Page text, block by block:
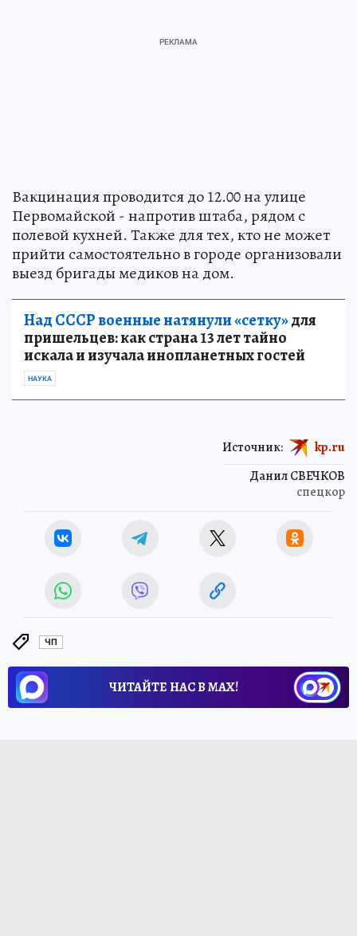
Вакцинация проводится до 12.00 на улице
Первомайской - напротив штаба, рядом с
полевой кухней. Также для тех, кто не может
прийти самостоятельно в городе организовали
выезд бригады медиков на дом.
Над СССР военные натянули «сетку»для
пришельцев: как страна 13 лет тайно
искала и изучала инопланетных гостей
НАУКА
Данил СВЕЧКОВ
спецкор
Источник: kp.ru
ЧП
ЧИТАЙТЕ НАС В МАХ!